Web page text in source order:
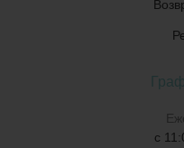
с